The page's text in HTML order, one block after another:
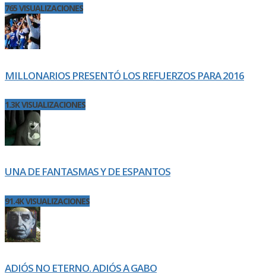
765 VISUALIZACIONES
MILLONARIOS PRESENTÓ LOS REFUERZOS PARA 2016
1.3K VISUALIZACIONES
UNA DE FANTASMAS Y DE ESPANTOS
91.4K VISUALIZACIONES
ADIÓS NO ETERNO. ADIÓS A GABO